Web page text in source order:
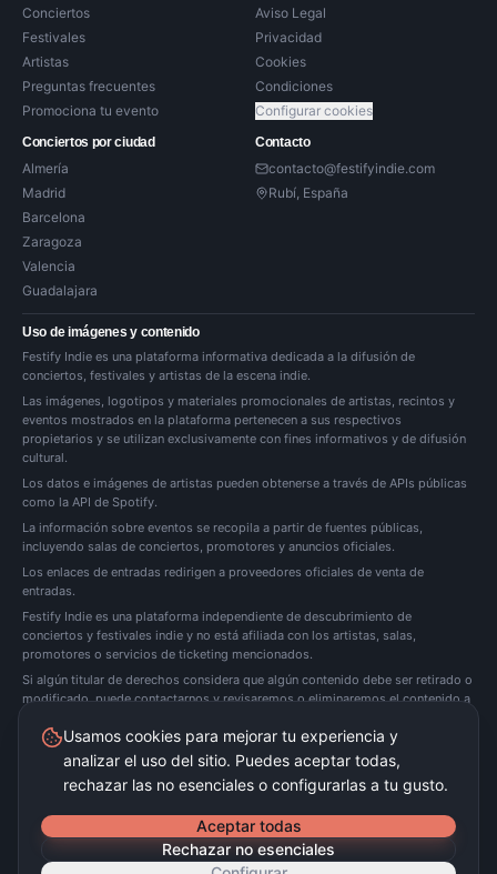
Conciertos
Festivales
Artistas
Preguntas frecuentes
Promociona tu evento
Aviso Legal
Privacidad
Cookies
Condiciones
Configurar cookies
Conciertos por ciudad
Almería
Madrid
Barcelona
Zaragoza
Valencia
Guadalajara
Contacto
contacto@festifyindie.com
Rubí, España
Uso de imágenes y contenido
Festify Indie es una plataforma informativa dedicada a la difusión de
conciertos, festivales y artistas de la escena indie.
Las imágenes, logotipos y materiales promocionales de artistas, recintos y
eventos mostrados en la plataforma pertenecen a sus respectivos
propietarios y se utilizan exclusivamente con fines informativos y de difusión
cultural.
Los datos e imágenes de artistas pueden obtenerse a través de APIs públicas
como la API de Spotify.
La información sobre eventos se recopila a partir de fuentes públicas,
incluyendo salas de conciertos, promotores y anuncios oficiales.
Los enlaces de entradas redirigen a proveedores oficiales de venta de
entradas.
Festify Indie es una plataforma independiente de descubrimiento de
conciertos y festivales indie y no está afiliada con los artistas, salas,
promotores o servicios de ticketing mencionados.
Si algún titular de derechos considera que algún contenido debe ser retirado o
modificado, puede contactarnos y revisaremos o eliminaremos el contenido a
Festify Indie no vende entradas directamente. Redirigimos a plataformas oficiales de
© 2026 Festify Indie · Beta
Usamos cookies para mejorar tu experiencia y
analizar el uso del sitio. Puedes aceptar todas,
rechazar las no esenciales o configurarlas a tu gusto.
Aceptar todas
Rechazar no esenciales